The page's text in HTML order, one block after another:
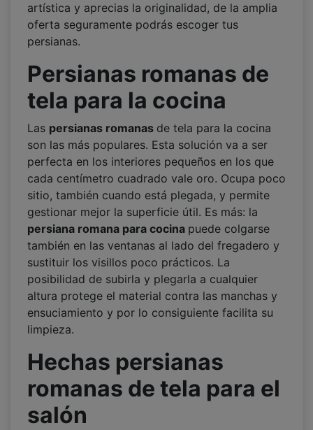
artística y aprecias la originalidad, de la amplia
oferta seguramente podrás escoger tus
persianas.
Persianas romanas de
tela para la cocina
Las persianas romanas de tela para la cocina
son las más populares. Esta solución va a ser
perfecta en los interiores pequeños en los que
cada centímetro cuadrado vale oro. Ocupa poco
sitio, también cuando está plegada, y permite
gestionar mejor la superficie útil. Es más: la
persiana romana para cocina puede colgarse
también en las ventanas al lado del fregadero y
sustituir los visillos poco prácticos. La
posibilidad de subirla y plegarla a cualquier
altura protege el material contra las manchas y
ensuciamiento y por lo consiguiente facilita su
limpieza.
Hechas persianas
romanas de tela para el
salón